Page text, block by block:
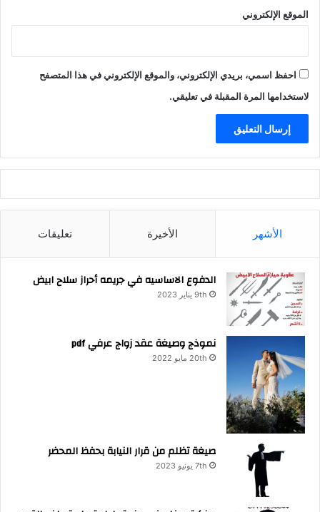
الموقع الإلكتروني
احفظ اسمي، بريدي الإلكتروني، والموقع الإلكتروني في هذا المتصفح
لاستخدامها المرة المقبلة في تعليقي.
الأشهر الأخيرة تعليقات
الدفوع الاساسيه في جريمه أحراز سلاح ابيض
9th يناير 2023
نموذج وصيغة عقد زواج عرفي pdf
20th مايو 2022
صيغة تظلم من قرار النيابة بحفظ المحضر
7th يونيو 2023